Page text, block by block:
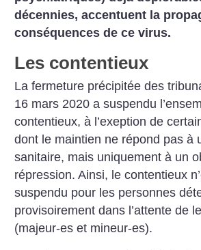
décennies, accentuent la
conséquences de ce virus.
Les contentieux
La fermeture précipitée des
16 mars 2020 a suspendu
contentieux, à l’exeption de
dont le maintien ne répond pas à
sanitaire, mais uniquement à un
répression. Ainsi, le contentieux
suspendu pour les personnes
provisoirement dans l’attente de
(majeur-es et mineur-es).